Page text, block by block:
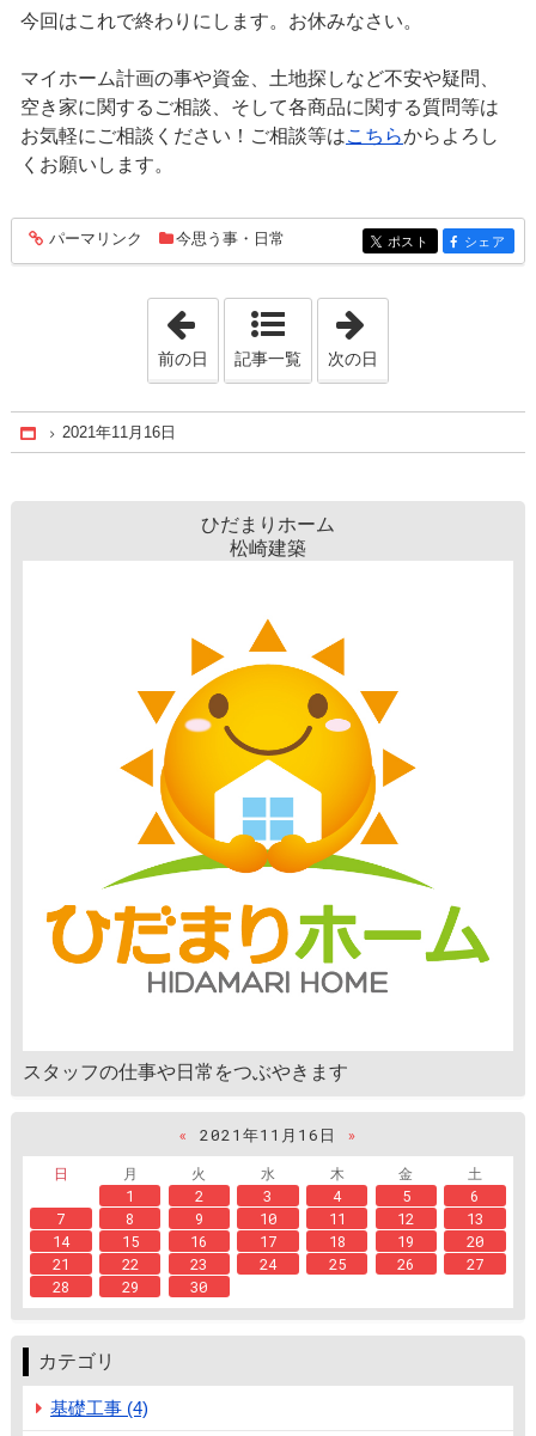
今回はこれで終わりにします。お休みなさい。
マイホーム計画の事や資金、土地探しなど不安や疑問、
空き家に関するご相談、そして各商品に関する質問等は
お気軽にご相談ください！ご相談等はこちらからよろし
くお願いします。
entry983
パーマリンク 今思う事・日常 entry983
ポスト entry983
シェア
「2021年11月15日」
前の日 記事一覧 次の日
Home
2021年11月16日
ひだまりホーム
松崎建築
スタッフの仕事や日常をつぶやきます
« 2021年11月16日
»
日
月 火 水 木 金
土
1
2 3 4 5
6
7
8 9 10 11 12
13
14
15 16 17 18 19
20
21
22 23 24 25 26
27
28
29 30
カテゴリ
基礎工事 (4)